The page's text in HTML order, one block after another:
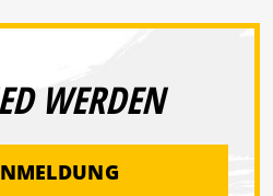
WERDEN